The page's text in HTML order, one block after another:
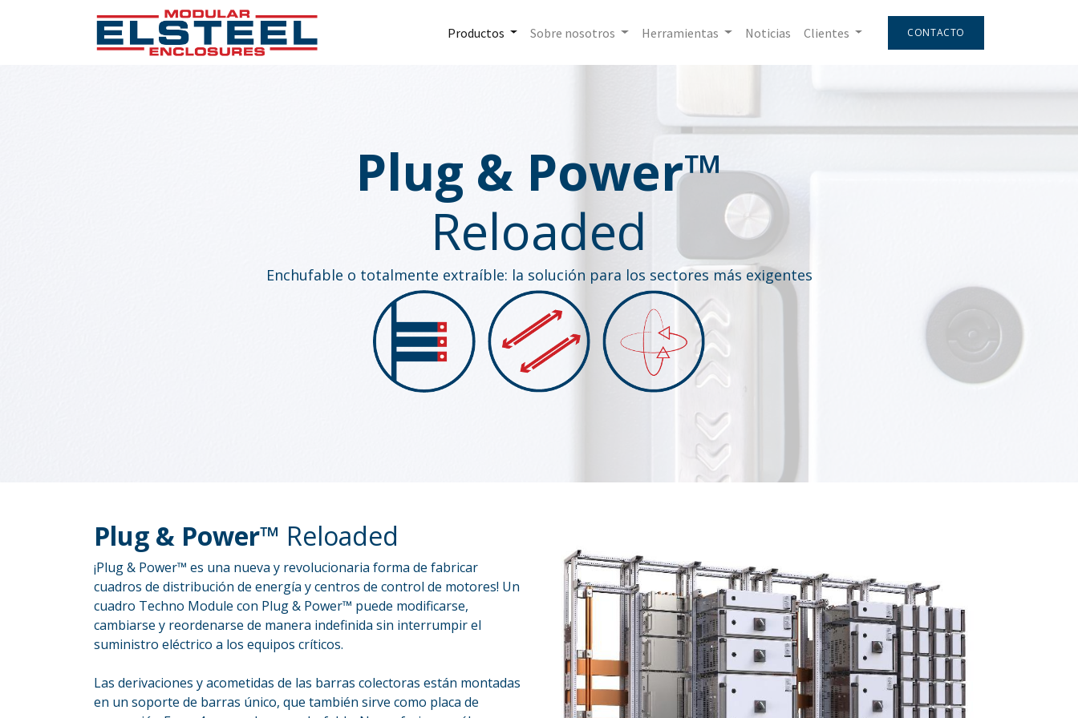
Productos Sobre nosotros Herramientas Noticias Clientes CONTACTO
Plug & Power™
Reloaded
Enchufable o totalmente extraíble: la solución para los sectores más exigentes
Plug & Power™ Reloaded
¡Plug & Power™ es una nueva y revolucionaria forma de fabricar
cuadros de distribución de energía y centros de control de motores! Un
cuadro Techno Module con Plug & Power™ puede modificarse,
cambiarse y reordenarse de manera indefinida sin interrumpir el
suministro eléctrico a los equipos críticos.
Las derivaciones y acometidas de las barras colectoras están montadas
en un soporte de barras único, que también sirve como placa de